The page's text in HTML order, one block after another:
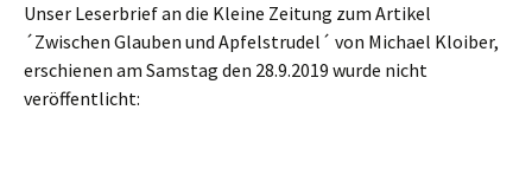
Unser Leserbrief an die Kleine Zeitung zum Artikel
´Zwischen Glauben und Apfelstrudel´ von Michael Kloiber,
erschienen am Samstag den 28.9.2019 wurde nicht
veröffentlicht: